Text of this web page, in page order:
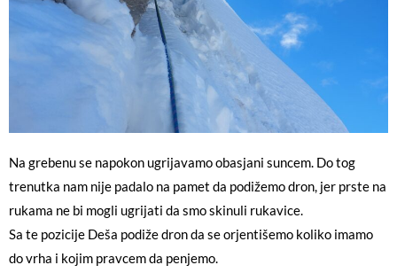
Na grebenu se napokon ugrijavamo obasjani suncem. Do tog
trenutka nam nije padalo na pamet da podižemo dron, jer prste na
rukama ne bi mogli ugrijati da smo skinuli rukavice.
Sa te pozicije Deša podiže dron da se orjentišemo koliko imamo
do vrha i kojim pravcem da penjemo.